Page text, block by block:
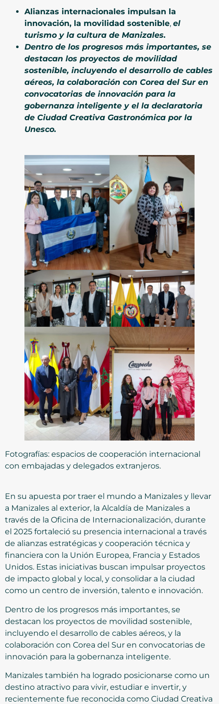
Alianzas internacionales impulsan la
innovación, la movilidad sostenible, el
turismo y la cultura de Manizales.
Dentro de los progresos más importantes, se
destacan los proyectos de movilidad
sostenible, incluyendo el desarrollo de cables
aéreos, la colaboración con Corea del Sur en
convocatorias de innovación para la
gobernanza inteligente y el la declaratoria
de Ciudad Creativa Gastronómica por la
Unesco.
Fotografías: espacios de cooperación internacional
con embajadas y delegados extranjeros.
En su apuesta por traer el mundo a Manizales y llevar
a Manizales al exterior, la Alcaldía de Manizales a
través de la Oficina de Internacionalización, durante
el 2025 fortaleció su presencia internacional a través
de alianzas estratégicas y cooperación técnica y
financiera con la Unión Europea, Francia y Estados
Unidos. Estas iniciativas buscan impulsar proyectos
de impacto global y local, y consolidar a la ciudad
como un centro de inversión, talento e innovación.
Dentro de los progresos más importantes, se
destacan los proyectos de movilidad sostenible,
incluyendo el desarrollo de cables aéreos, y la
colaboración con Corea del Sur en convocatorias de
innovación para la gobernanza inteligente.
Manizales también ha logrado posicionarse como un
destino atractivo para vivir, estudiar e invertir, y
recientemente fue reconocida como Ciudad Creativa